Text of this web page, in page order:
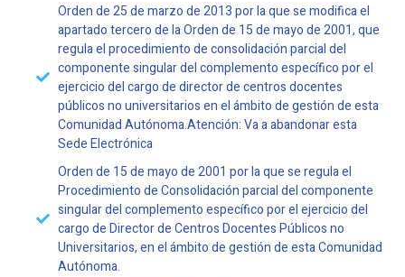
Orden de 25 de marzo de 2013 por la que se modifica el
apartado tercero de la Orden de 15 de mayo de 2001, que
regula el procedimiento de consolidación parcial del
componente singular del complemento específico por el
ejercicio del cargo de director de centros docentes
públicos no universitarios en el ámbito de gestión de esta
Comunidad Autónoma.Atención: Va a abandonar esta
Sede Electrónica
Orden de 15 de mayo de 2001 por la que se regula el
Procedimiento de Consolidación parcial del componente
singular del complemento específico por el ejercicio del
cargo de Director de Centros Docentes Públicos no
Universitarios, en el ámbito de gestión de esta Comunidad
Autónoma.